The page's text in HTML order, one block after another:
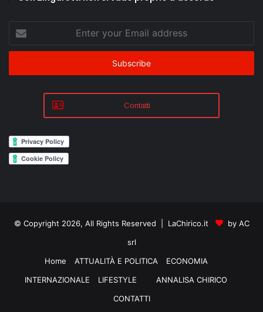
your
Email
Contatti
© Copyright 2026, All Rights Reserved | LaChirico.it
by AC
srl
Home
ATTUALITÀ E POLITICA
ECONOMIA
INTERNAZIONALE
LIFESTYLE
ANNALISA CHIRICO
CONTATTI